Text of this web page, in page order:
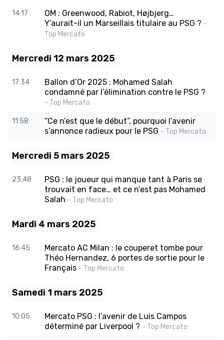
14:17
OM : Greenwood, Rabiot, Højbjerg…
Y’aurait-il un Marseillais titulaire au PSG ? -
Top Mercato
Mercredi 12 mars 2025
17:34
Ballon d’Or 2025 : Mohamed Salah
condamné par l’élimination contre le PSG ?
- Top Mercato
11:58
“Ce n’est que le début”, pourquoi l’avenir
s’annonce radieux pour le PSG - Top Mercato
Mercredi 5 mars 2025
23:48
PSG : le joueur qui manque tant à Paris se
trouvait en face… et ce n’est pas Mohamed
Salah - Top Mercato
Mardi 4 mars 2025
16:45
Mercato AC Milan : le couperet tombe pour
Théo Hernandez, 6 portes de sortie pour le
Français - Top Mercato
Samedi 1 mars 2025
10:05
Mercato PSG : l’avenir de Luis Campos
déterminé par Liverpool ? - Top Mercato